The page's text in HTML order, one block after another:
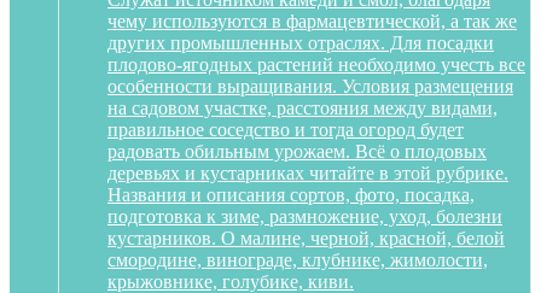
чему используются в фармацевтической, а так же
других промышленных отраслях. Для посадки
плодово-ягодных растений необходимо учесть все
особенности выращивания. Условия размещения
на садовом участке, расстояния между видами,
правильное соседство и тогда огород будет
радовать обильным урожаем. Всё о плодовых
деревьях и кустарниках читайте в этой рубрике.
Названия и описания сортов, фото, посадка,
подготовка к зиме, размножение, уход, болезни
кустарников. О малине, черной, красной, белой
смородине, винограде, клубнике, жимолости,
крыжовнике, голубике, киви.